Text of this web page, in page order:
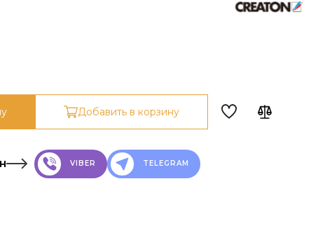
Добавить в корзину
VIBER TELEGRAM